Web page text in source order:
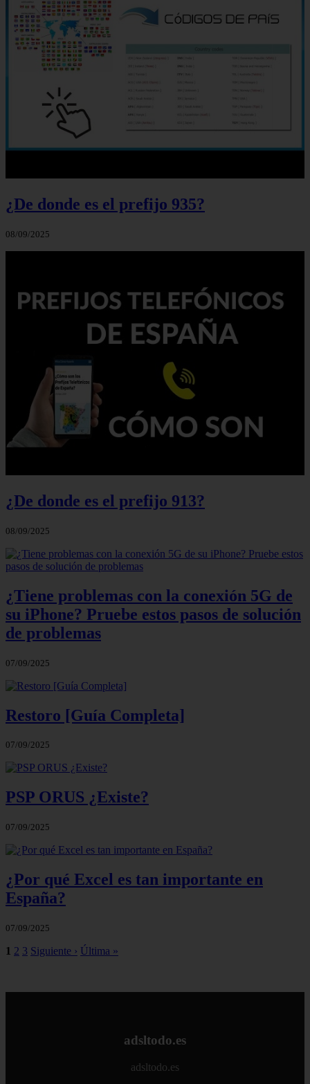
¿De donde es el prefijo 935?
08/09/2025
¿De donde es el prefijo 913?
08/09/2025
¿Tiene problemas con la conexión 5G de
su iPhone? Pruebe estos pasos de solución
de problemas
07/09/2025
Restoro [Guía Completa]
07/09/2025
PSP ORUS ¿Existe?
07/09/2025
¿Por qué Excel es tan importante en
España?
07/09/2025
1 2 3 Siguiente › Última »
adsltodo.es
adsltodo.es